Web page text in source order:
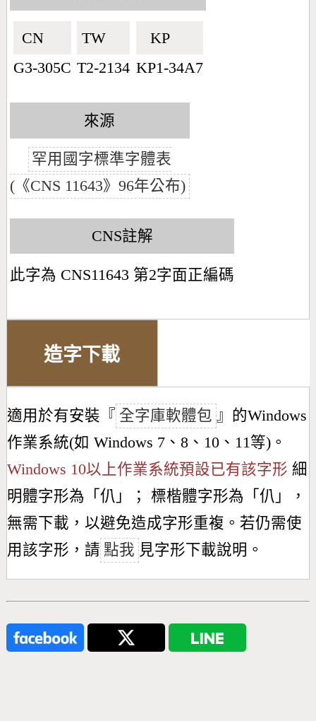
CN🇨🇳
G3-305C
TW🇹🇼
T2-2134
KP🇰🇵
KP1-34A7
來源
罕用國字標準字體表
(《CNS 11643》96年公布)
CNS註解
此字為 CNS11643 第2字面正編碼
造字下載
適用於有安裝『 全字庫軟體包 』的Windows
作業系統(如 Windows 7、8、10、11等)。
Windows 10以上作業系統預設已有該字形 細
明體字形為「 仈 」； 標楷體字形為「 仈 」，
無需下載，以避免造成字形重複。若仍需使
用該字形，請 點我 見字形下載說明。